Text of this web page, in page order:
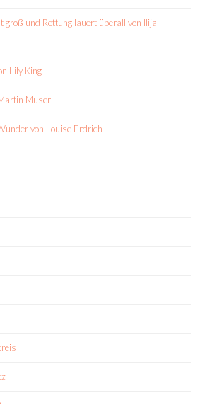
und Rettung lauert überall von Ilija
Lily King
Muser
von Louise Erdrich